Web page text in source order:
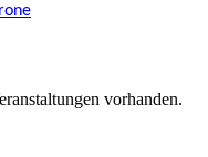
vorhanden.